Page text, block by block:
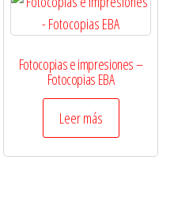
Fotocopias e impresiones –
Fotocopias EBA
Leer más